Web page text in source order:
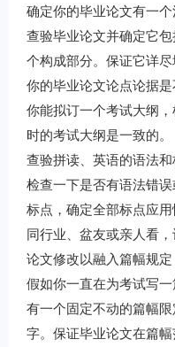
确定你的毕业论文有一
查验毕业论文并确定它
个构成部分。保证它详
你的毕业论文论点论据是
你能拟订一个考试大纲
时的考试大纲是一致的。
查验拼读、英语的语法
检查一下是否有语法错
标点，确定全部标点应
同行业、盆友或亲人看，
论文修改以融入篇幅规定
假如你一直在为考试写
有一个固定不动的篇幅
字。保证毕业论文在篇